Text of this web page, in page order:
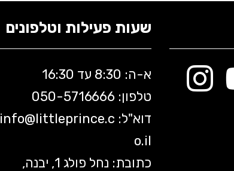
שעות פעילות וטלפונים
א-ה: 8:30 עד 16:30
טלפון: 050-5 716666
דוא"ל:
info@littleprince.c
o.il
כתובת: נחל פולג 1, יבנה,